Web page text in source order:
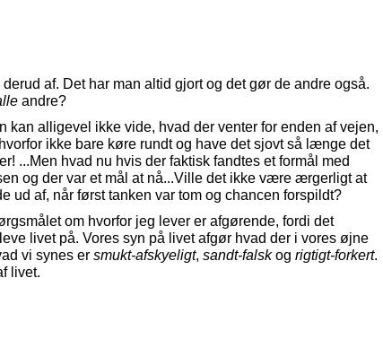
af. Det har man altid gjort og det gør de andre også.
andre?
kan alligevel ikke vide, hvad der venter for enden af vejen,
ikke bare køre rundt og have det sjovt så længe det
...Men hvad nu hvis der faktisk fandtes et formål med
og der var et mål at nå...Ville det ikke være ærgerligt at
ud af, når først tanken var tom og chancen forspildt?
om hvorfor jeg lever er afgørende, fordi det
livet på. Vores syn på livet afgør hvad der i vores øjne
vi synes er smukt-afskyeligt, sandt-falskog rigtigt-forkert.
livet.